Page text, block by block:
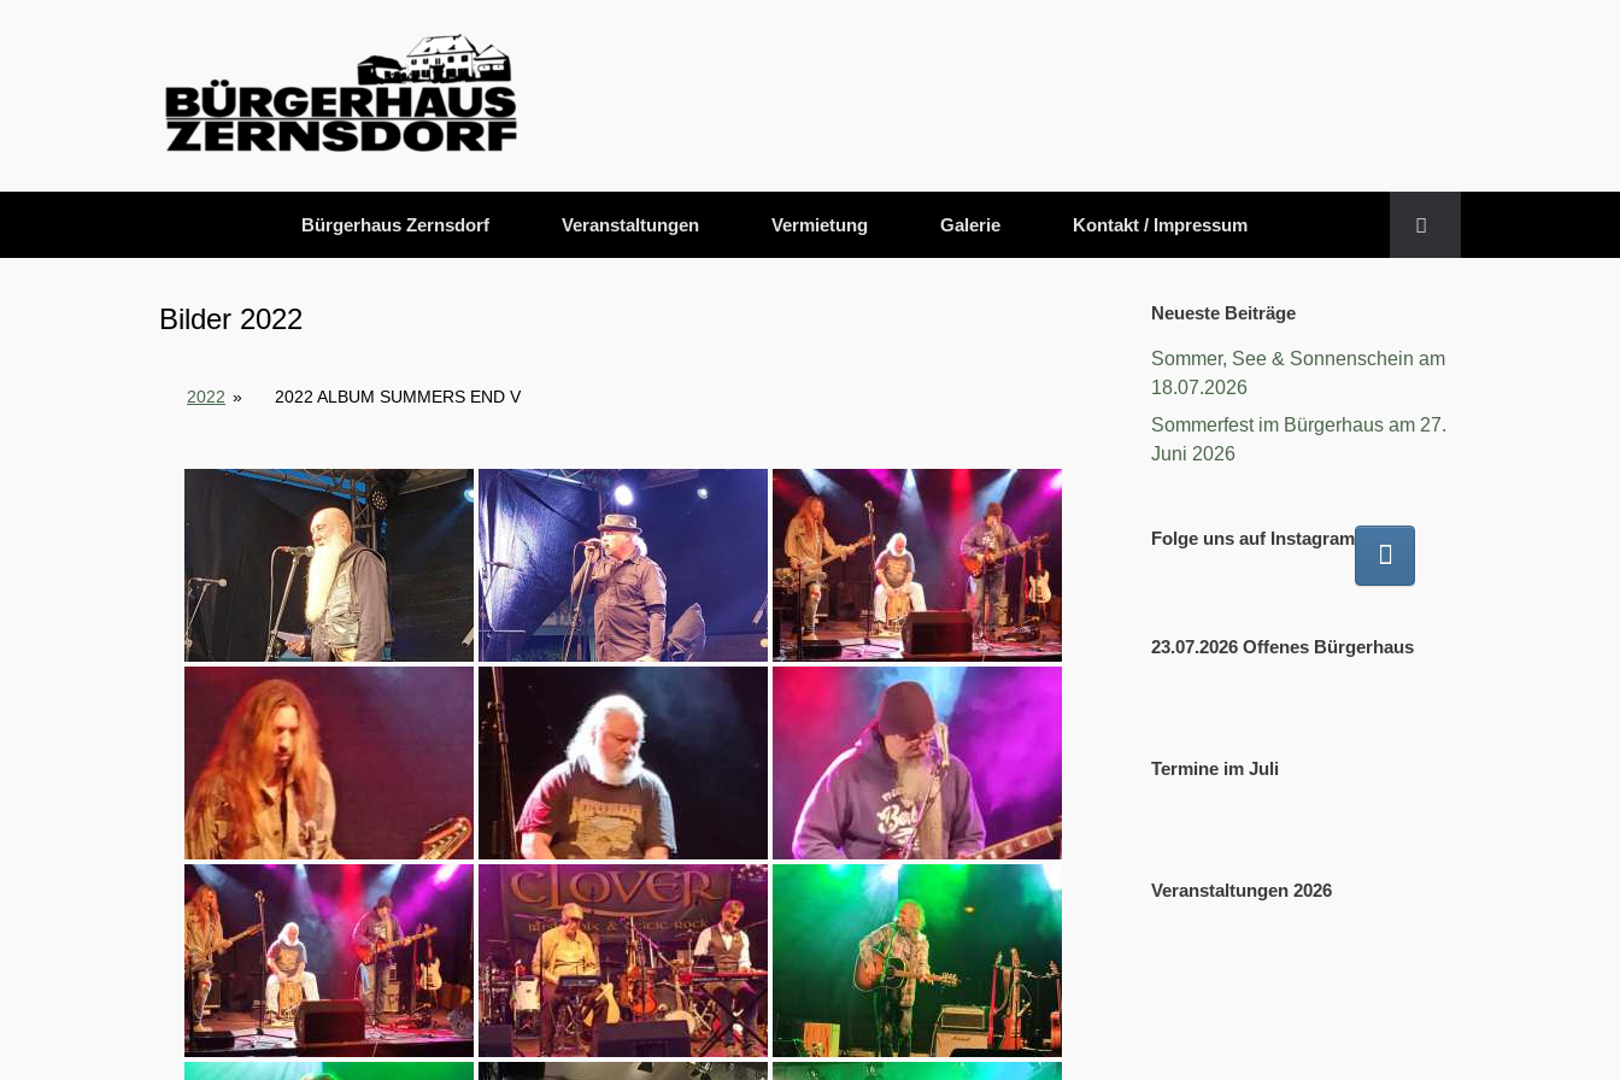
Bürgerhaus Zernsdorf Veranstaltungen Vermietung Galerie Kontakt / Impressum
Bilder 2022
2022 » 2022 ALBUM SUMMERS END V
Neueste Beiträge
Sommer, See & Sonnenschein am
18.07.2026
Sommerfest im Bürgerhaus am 27.
Juni 2026
Folge uns auf Instagram
23.07.2026 Offenes Bürgerhaus
Termine im Juli
Veranstaltungen 2026